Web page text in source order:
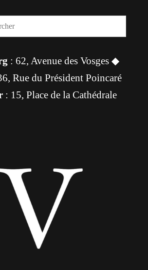
: 62, Avenue des Vosges ◆
Rue du Président Poincaré
: 15, Place de la Cathédrale